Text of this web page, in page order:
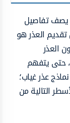
يصف تفاصيل
تقديم العذر هو
العذر
حتى يتفهم
عذر غياب؛
التالية من